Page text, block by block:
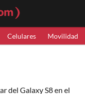
Celulares Movilidad